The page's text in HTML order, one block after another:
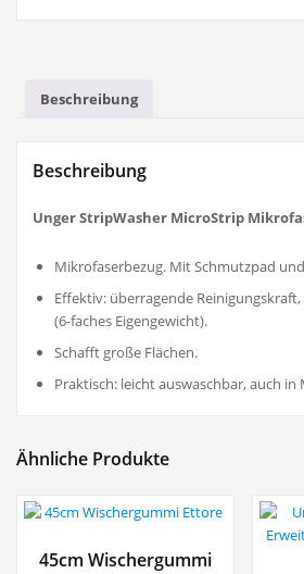
Beschreibung
Beschreibung
Unger StripWasher MicroStrip
Mikrofaserbezug. Mit Schmutzpad
Effektiv: überragende
(6-faches Eigengewicht).
Schafft große Flächen.
Praktisch: leicht auswaschbar, auch
Ähnliche Produkte
45cm Wischergummi